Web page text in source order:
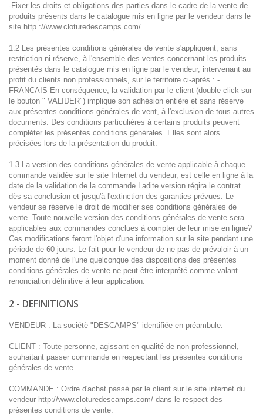
-Fixer les droits et obligations des parties dans le cadre de la vente de
produits présents dans le catalogue mis en ligne par le vendeur dans le
site http ://www.cloturedescamps.com/
1.2 Les présentes conditions générales de vente s'appliquent, sans
restriction ni réserve, à l'ensemble des ventes concernant les produits
présentés dans le catalogue mis en ligne par le vendeur, intervenant au
profit du clients non professionnels, sur le territoire ci-après : -
FRANCAIS En conséquence, la validation par le client (double click sur
le bouton " VALIDER") implique son adhésion entière et sans réserve
aux présentes conditions générales de vent, à l'exclusion de tous autres
documents. Des conditions particulières à certains produits peuvent
compléter les présentes conditions générales. Elles sont alors
précisées lors de la présentation du produit.
1.3 La version des conditions générales de vente applicable à chaque
commande validée sur le site Internet du vendeur, est celle en ligne à la
date de la validation de la commande.Ladite version régira le contrat
dès sa conclusion et jusqu'à l'extinction des garanties prévues. Le
vendeur se réserve le droit de modifier ses conditions générales de
vente. Toute nouvelle version des conditions générales de vente sera
applicables aux commandes conclues à compter de leur mise en ligne?
Ces modifications feront l'objet d'une information sur le site pendant une
période de 60 jours. Le fait pour le vendeur de ne pas de prévaloir à un
moment donné de l'une quelconque des dispositions des présentes
conditions générales de vente ne peut être interprété comme valant
renonciation définitive à leur application.
2 - DEFINITIONS
VENDEUR : La sociétè "DESCAMPS" identifiée en préambule.
CLIENT : Toute personne, agissant en qualité de non professionnel,
souhaitant passer commande en respectant les présentes conditions
générales de vente.
COMMANDE : Ordre d'achat passé par le client sur le site internet du
vendeur http://www.cloturedescamps.com/ dans le respect des
présentes conditions de vente.